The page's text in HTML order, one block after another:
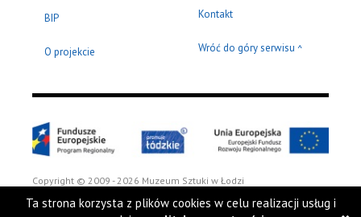
BIP
O projekcie
Kontakt
Wróć do góry serwisu ^
Copyright © 2009 - 2026 Muzeum Sztuki w Łodzi
Ta strona korzysta z plików cookies w celu realizacji usług i